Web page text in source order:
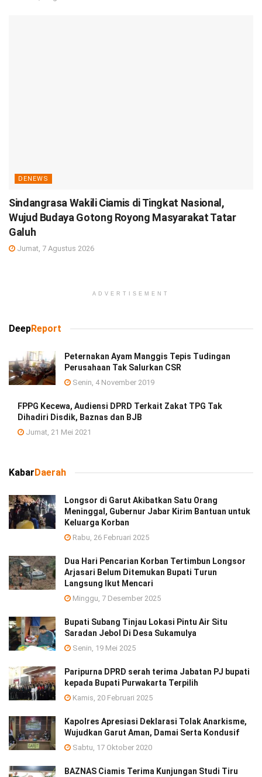
DENEWS
Sindangrasa Wakili Ciamis di Tingkat Nasional,
Wujud Budaya Gotong Royong Masyarakat Tatar
Galuh
Jumat, 7 Agustus 2026
ADVERTISEMENT
DeepReport
Peternakan Ayam Manggis Tepis Tudingan
Perusahaan Tak Salurkan CSR
Senin, 4 November 2019
FPPG Kecewa, Audiensi DPRD Terkait Zakat TPG Tak
Dihadiri Disdik, Baznas dan BJB
Jumat, 21 Mei 2021
Kabar Daerah
Longsor di Garut Akibatkan Satu Orang
Meninggal, Gubernur Jabar Kirim Bantuan untuk
Keluarga Korban
Rabu, 26 Februari 2025
Dua Hari Pencarian Korban Tertimbun Longsor
Arjasari Belum Ditemukan Bupati Turun
Langsung Ikut Mencari
Minggu, 7 Desember 2025
Bupati Subang Tinjau Lokasi Pintu Air Situ
Saradan Jebol Di Desa Sukamulya
Senin, 19 Mei 2025
Paripurna DPRD serah terima Jabatan PJ bupati
kepada Bupati Purwakarta Terpilih
Kamis, 20 Februari 2025
Kapolres Apresiasi Deklarasi Tolak Anarkisme,
Wujudkan Garut Aman, Damai Serta Kondusif
Sabtu, 17 Oktober 2020
BAZNAS Ciamis Terima Kunjungan Studi Tiru